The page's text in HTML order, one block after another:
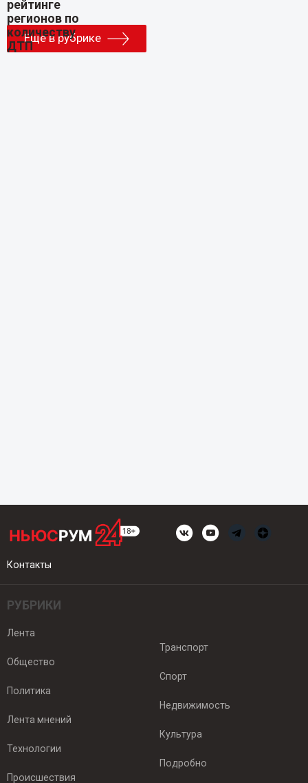
Еще в рубрике
Контакты
РУБРИКИ
Лента
Общество
Политика
Лента мнений
Технологии
Происшествия
Транспорт
Спорт
Недвижимость
Культура
Подробно